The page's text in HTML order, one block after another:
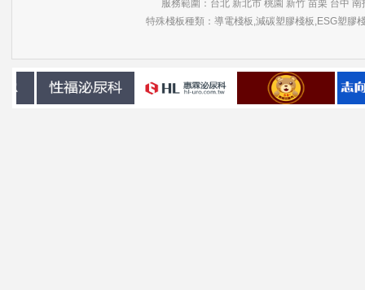
服務範圍：台北 新北市 桃園 新竹 苗栗 台中
特殊棧板種類：導電棧板,減碳塑膠棧板,ESG塑膠